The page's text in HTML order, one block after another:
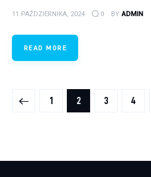
11 PAŹDZIERNIKA, 2024 0 BY ADMIN
READ MORE
Stronicowanie wpisów
PAGE
1 PAGE
2 PAGE
3 PAGE
4